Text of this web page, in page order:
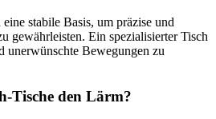
stabile Basis, um präzise und
gewährleisten. Ein spezialisierter Tisch
Bewegungen zu
Tische den Lärm?